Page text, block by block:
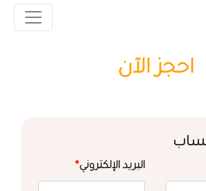
احجز الآن
البريد الإلكتروني*